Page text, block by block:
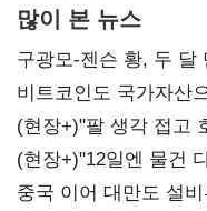
많이 본 뉴스
구광모-젠슨 황, 두 달
비트코인도 국가자산
숙제
(현장+)"팔 생각 접고
20억 키맞추기
(현장+)"12일엔 물건
연 홈플러스
중국 이어 대만도 설